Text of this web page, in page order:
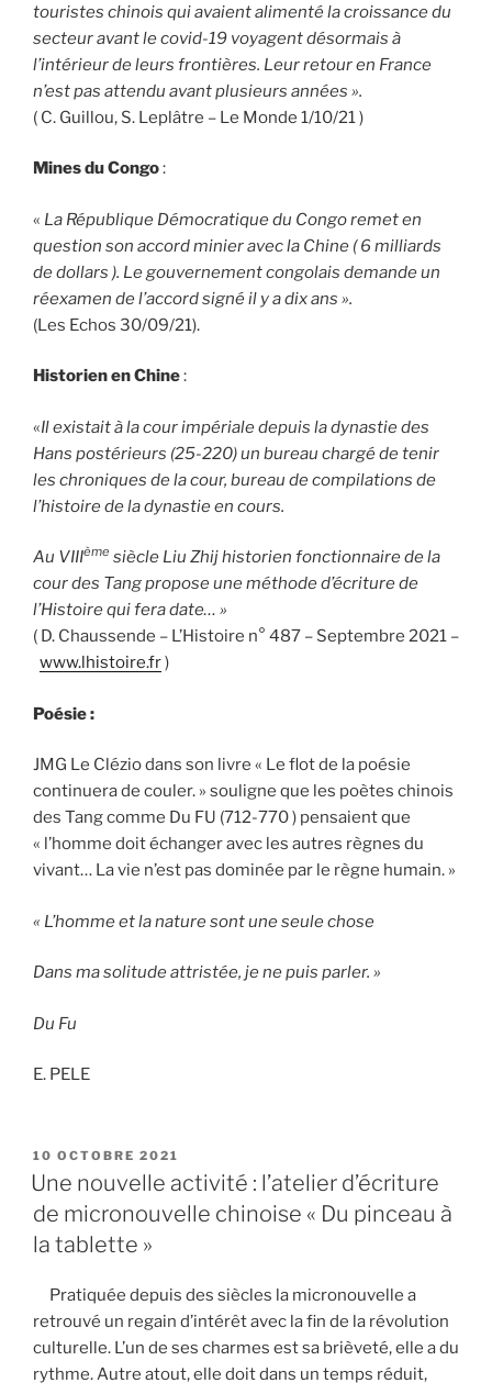
touristes chinois qui avaient alimenté la croissance du
secteur avant le covid-19 voyagent désormais à
l’intérieur de leurs frontières. Leur retour en France
n’est pas attendu avant plusieurs années ».
( C. Guillou, S. Leplâtre – Le Monde 1/10/21 )
Mines du Congo:
« La République Démocratique du Congo remet en
question son accord minier avec la Chine ( 6 milliards
de dollars ). Le gouvernement congolais demande un
réexamen de l’accord signé il y a dix ans ».
(Les Echos 30/09/21).
Historien en Chine:
«Il existait à la cour impériale depuis la dynastie des
Hans postérieurs (25-220) un bureau chargé de tenir
les chroniques de la cour, bureau de compilations de
l’histoire de la dynastie en cours.
Au VIIIème siècle Liu Zhij historien fonctionnaire de la
cour des Tang propose une méthode d’écriture de
l’Histoire qui fera date… »
( D. Chaussende – L’Histoire n° 487 – Septembre 2021 –
www.lhistoire.fr)
Poésie :
JMG Le Clézio dans son livre « Le flot de la poésie
continuera de couler. » souligne que les poètes chinois
des Tang comme Du FU (712-770 ) pensaient que
« l’homme doit échanger avec les autres règnes du
vivant… La vie n’est pas dominée par le règne humain. »
« L’homme et la nature sont une seule chose
Dans ma solitude attristée, je ne puis parler. »
Du Fu
E. PELE
PUBLIÉ
LE
10 OCTOBRE 2021
Une nouvelle activité : l’atelier d’écriture
de micronouvelle chinoise « Du pinceau à
la tablette »
Pratiquée depuis des siècles la micronouvelle a
retrouvé un regain d’intérêt avec la fin de la révolution
culturelle. L’un de ses charmes est sa brièveté, elle a du
rythme. Autre atout, elle doit dans un temps réduit,